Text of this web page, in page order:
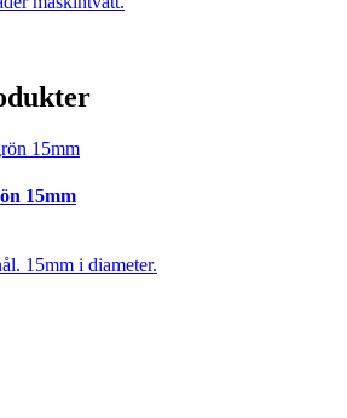
15mm
15mm i diameter.